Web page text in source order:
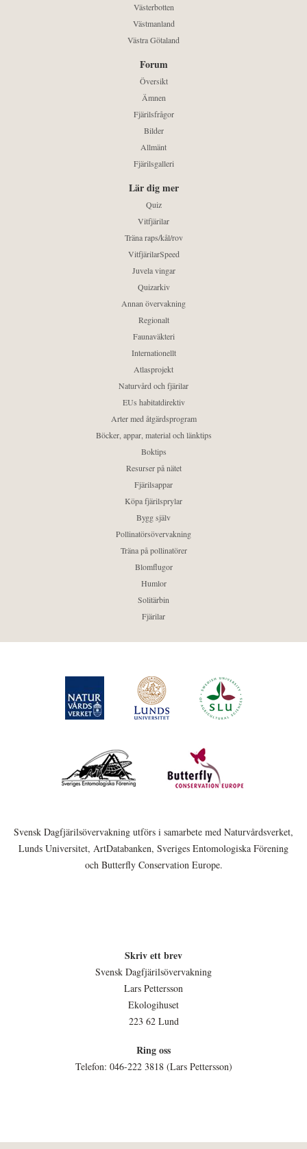
Västerbotten
Västmanland
Västra Götaland
Forum
Översikt
Ämnen
Fjärilsfrågor
Bilder
Allmänt
Fjärilsgalleri
Lär dig mer
Quiz
Vitfjärilar
Träna raps/kål/rov
VitfjärilarSpeed
Juvela vingar
Quizarkiv
Annan övervakning
Regionalt
Faunaväkteri
Internationellt
Atlasprojekt
Naturvård och fjärilar
EUs habitatdirektiv
Arter med åtgärdsprogram
Böcker, appar, material och länktips
Boktips
Resurser på nätet
Fjärilsappar
Köpa fjärilsprylar
Bygg själv
Pollinatörsövervakning
Träna på pollinatörer
Blomflugor
Humlor
Solitärbin
Fjärilar
Svensk Dagfjärilsövervakning utförs i samarbete med Naturvårdsverket,
Lunds Universitet, ArtDatabanken, Sveriges Entomologiska Förening
och Butterfly Conservation Europe.
Skriv ett brev
Svensk Dagfjärilsövervakning
Lars Pettersson
Ekologihuset
223 62 Lund
Ring oss
Telefon: 046-222 3818 (Lars Pettersson)